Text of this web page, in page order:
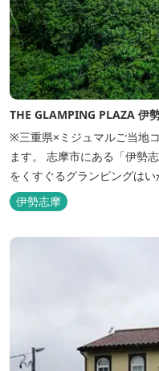
THE GLAMPING PLAZA 伊
※三重県×ミジュマルご当地
ます。 志摩市にある「伊勢志摩BASE」で、自然に囲まれた冒険心
をくすぐるグランピングは
での宿泊やFREE BARのサー
が、楽しいひとときを演出
ートのひとときを。
伊勢志摩